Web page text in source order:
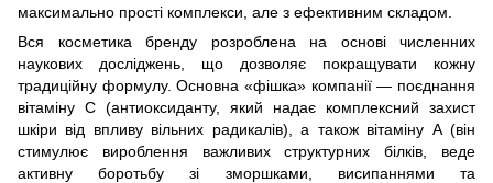
максимально прості комплекси, але з ефективним складом.
Вся косметика бренду розроблена на основі численних
наукових досліджень, що дозволяє покращувати кожну
традиційну формулу. Основна «фішка» компанії — поєднання
вітаміну С (антиоксиданту, який надає комплексний захист
шкіри від впливу вільних радикалів), а також вітаміну А (він
стимулює вироблення важливих структурних білків, веде
активну боротьбу зі зморшками, висипаннями та